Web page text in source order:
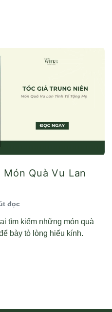
Quà Vu Lan
đọc
tìm kiếm những món quà
bày tỏ lòng hiếu kính.